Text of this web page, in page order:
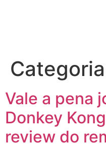
Vale a pena
Donkey
review do